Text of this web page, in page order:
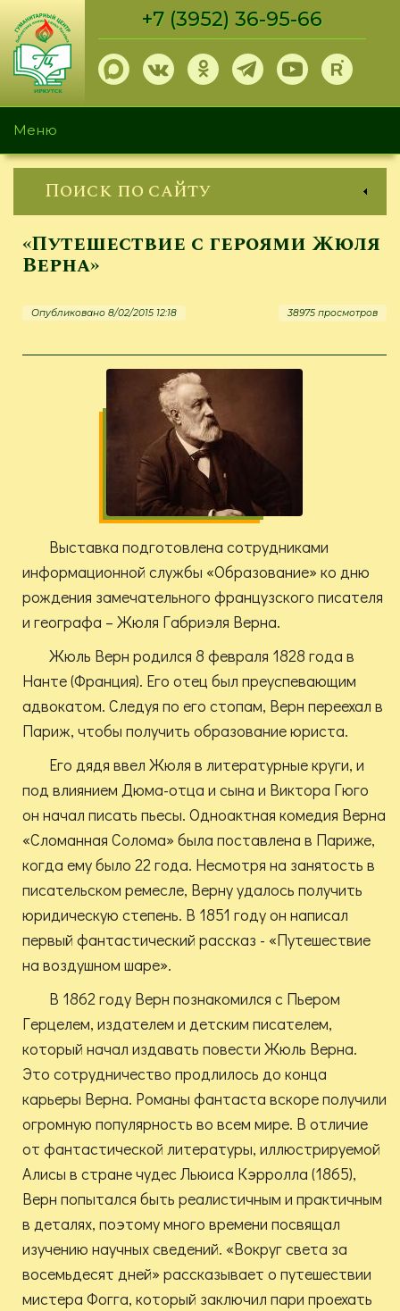
Перейти
основному
содержанию
+7 (3952) 36-95-66
Меню
Поиск по сайту
«Путешествие с героями Жюля
Верна»
Опубликовано 8/02/2015 12:18 38975 просмотров
Выставка подготовлена сотрудниками
информационной службы «Образование» ко дню
рождения замечательного французского писателя
и географа – Жюля Габриэля Верна.
Жюль Верн родился 8 февраля 1828 года в
Нанте (Франция). Его отец был преуспевающим
адвокатом. Следуя по его стопам, Верн переехал в
Париж, чтобы получить образование юриста.
Его дядя ввел Жюля в литературные круги, и
под влиянием Дюма-отца и сына и Виктора Гюго
он начал писать пьесы. Одноактная комедия Верна
«Сломанная Солома» была поставлена в Париже,
когда ему было 22 года. Несмотря на занятость в
писательском ремесле, Верну удалось получить
юридическую степень. В 1851 году он написал
первый фантастический рассказ - «Путешествие
на воздушном шаре».
В 1862 году Верн познакомился с Пьером
Герцелем, издателем и детским писателем,
который начал издавать повести Жюль Верна.
Это сотрудничество продлилось до конца
карьеры Верна. Романы фантаста вскоре получили
огромную популярность во всем мире. В отличие
от фантастической литературы, иллюстрируемой
Алисы в стране чудес Льюиса Кэрролла (1865),
Верн попытался быть реалистичным и практичным
в деталях, поэтому много времени посвящал
изучению научных сведений. «Вокруг света за
восемьдесят дней» рассказывает о путешествии
мистера Фогга, который заключил пари проехать